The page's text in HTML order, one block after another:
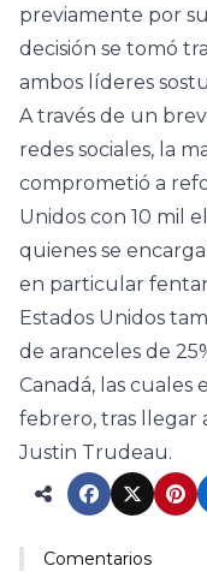
previamente por
decisión se tomó
ambos líderes
A través de un
redes sociales, la
comprometió a
Unidos con 10 mil
quienes se
en particular
Estados Unidos
de aranceles de
Canadá, las
febrero, tras llegar
Justin Trudeau.
Comentarios